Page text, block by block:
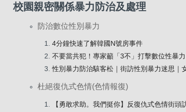
校園親密關係暴力防治及處理
防治數位性別暴力
4分鐘快速了解韓國N號房事件
不要當共犯！專家籲「3不」打擊數位性暴力
性別暴力防治駭客松｜街訪性別暴力迷思｜
杜絕復仇式色情(色情報復)
【勇敢求助。我們挺你】反復仇式色情街頭